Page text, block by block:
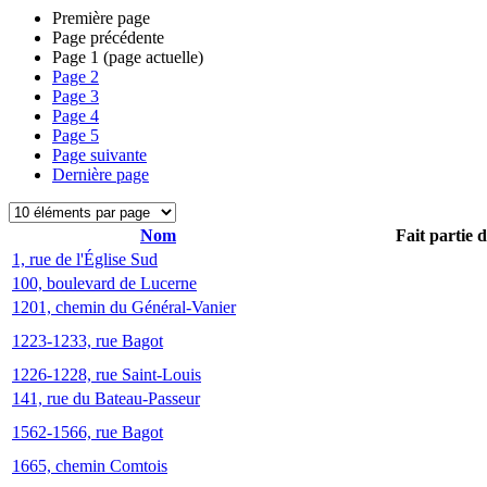
Première page
Page précédente
Page 1 (page actuelle)
Page 2
Page 3
Page 4
Page 5
Page suivante
Dernière page
Nom
Fait partie
1, rue de l'Église Sud
100, boulevard de Lucerne
1201, chemin du Général-Vanier
1223-1233, rue Bagot
1226-1228, rue Saint-Louis
141, rue du Bateau-Passeur
1562-1566, rue Bagot
1665, chemin Comtois